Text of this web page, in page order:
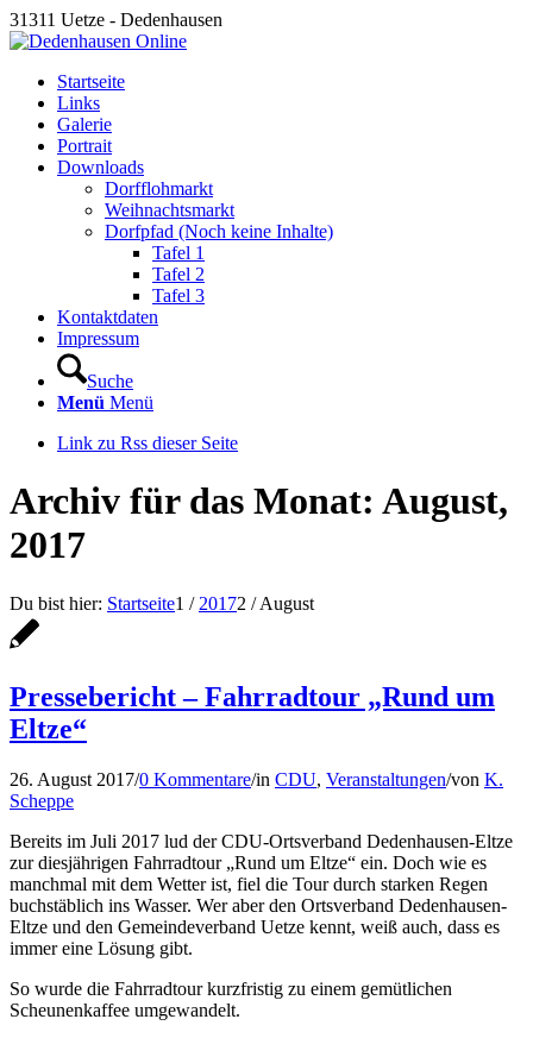
31311 Uetze - Dedenhausen
Startseite
Links
Galerie
Portrait
Downloads
Dorfflohmarkt
Weihnachtsmarkt
Dorfpfad (Noch keine Inhalte)
Tafel 1
Tafel 2
Tafel 3
Kontaktdaten
Impressum
Suche
Menü Menü
Link zu Rss dieser Seite
Archiv für das Monat: August,
2017
Du bist hier: Startseite1 / 20172 / August
Pressebericht – Fahrradtour „Rund um
Eltze“
26. August 2017/0 Kommentare/in CDU, Veranstaltungen/von K.
Scheppe
Bereits im Juli 2017 lud der CDU-Ortsverband Dedenhausen-Eltze
zur diesjährigen Fahrradtour „Rund um Eltze“ ein. Doch wie es
manchmal mit dem Wetter ist, fiel die Tour durch starken Regen
buchstäblich ins Wasser. Wer aber den Ortsverband Dedenhausen-
Eltze und den Gemeindeverband Uetze kennt, weiß auch, dass es
immer eine Lösung gibt.
So wurde die Fahrradtour kurzfristig zu einem gemütlichen
Scheunenkaffee umgewandelt.